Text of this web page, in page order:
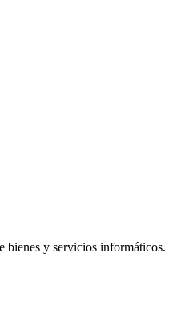
bienes y servicios informáticos.